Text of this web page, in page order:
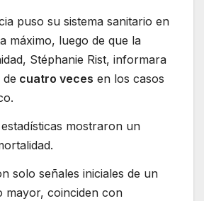
puso su sistema sanitario en
máximo, luego de que la
Stéphanie Rist, informara
cuatro veces en los casos
mostraron un
solo señales iniciales de un
mayor, coinciden con